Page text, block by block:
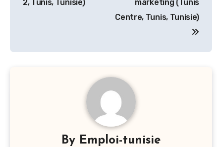
2, Tunis, Tunisie)
marketing (Tunis
Centre, Tunis, Tunisie)
By Emploi-tunisie